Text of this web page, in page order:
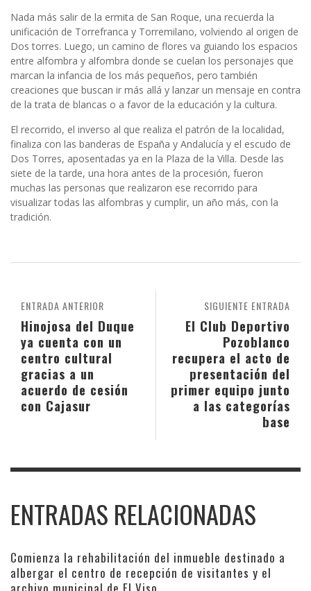
Nada más salir de la ermita de San Roque, una recuerda la
unificación de Torrefranca y Torremilano, volviendo al origen de
Dos torres. Luego, un camino de flores va guiando los espacios
entre alfombra y alfombra donde se cuelan los personajes que
marcan la infancia de los más pequeños, pero también
creaciones que buscan ir más allá y lanzar un mensaje en contra
de la trata de blancas o a favor de la educación y la cultura.
El recorrido, el inverso al que realiza el patrón de la localidad,
finaliza con las banderas de España y Andalucía y el escudo de
Dos Torres, aposentadas ya en la Plaza de la Villa. Desde las
siete de la tarde, una hora antes de la procesión, fueron
muchas las personas que realizaron ese recorrido para
visualizar todas las alfombras y cumplir, un año más, con la
tradición.
SIGUIENTE ENTRADA
El Club Deportivo
Pozoblanco
recupera el acto de
presentación del
primer equipo junto
a las categorías
base
ENTRADA ANTERIOR
Hinojosa del Duque
ya cuenta con un
centro cultural
gracias a un
acuerdo de cesión
con Cajasur
ENTRADAS RELACIONADAS
Comienza la rehabilitación del inmueble destinado a
albergar el centro de recepción de visitantes y el